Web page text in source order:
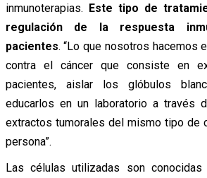
inmunoterapias. Este tipo de
regulación de la respuesta
pacientes. “Lo que nosotros hacemos
contra el cáncer que consiste en
pacientes, aislar los glóbulos
educarlos en un laboratorio a través
extractos tumorales del mismo tipo de
persona”.
Las células utilizadas son